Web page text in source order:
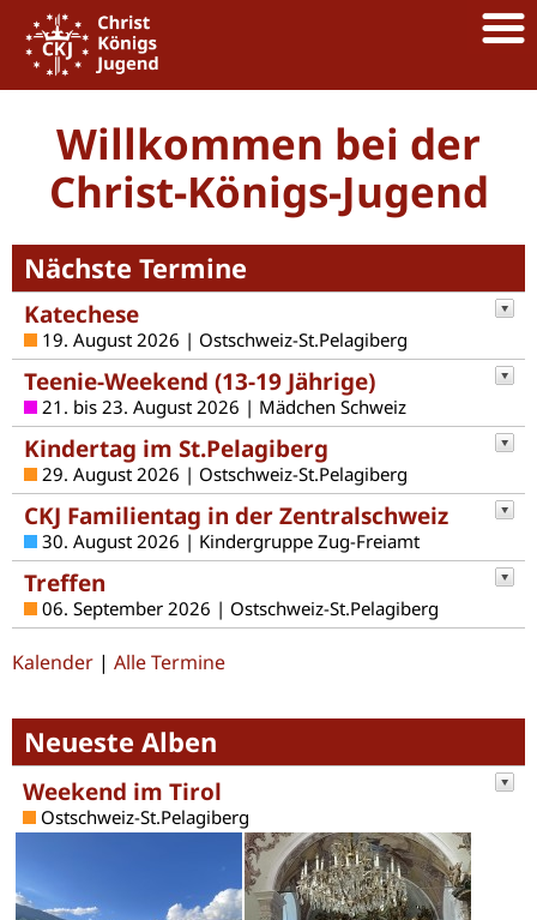
Willkommen bei der
Christ-Königs-Jugend
Nächste Termine
Katechese
19. August 2026 | Ostschweiz-St.Pelagiberg
Teenie-Weekend (13-19 Jährige)
21. bis 23. August 2026 | Mädchen Schweiz
Kindertag im St.Pelagiberg
29. August 2026 | Ostschweiz-St.Pelagiberg
CKJ Familientag in der Zentralschweiz
30. August 2026 | Kindergruppe Zug-Freiamt
Treffen
06. September 2026 | Ostschweiz-St.Pelagiberg
Kalender | Alle Termine
Neueste Alben
Weekend im Tirol
Ostschweiz-St.Pelagiberg